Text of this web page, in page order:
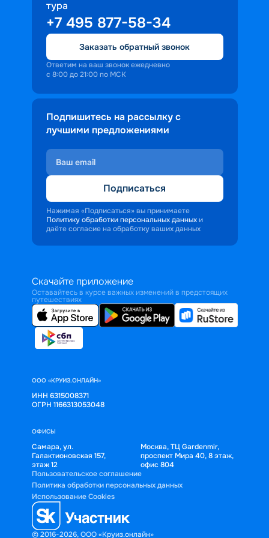
доброжелательность и заинтересованность
персонала корабля в каждом госте.
Ступая на борт теплохода, пассажиры
попадают в совершенно иную атмосферу,
где властвует тяга к приключениям и
открытиям.
тура
+7 495 877-58-34
Заказать обратный звонок
Ответим на ваш звонок ежедневно
с 8:00 до 21:00 по МСК
Подпишитесь на рассылку с
лучшими предложениями
Подписаться
Нажимая «Подписаться» вы принимаете
Политику обработки персональных данных и
даёте согласие на обработку ваших данных
Скачайте приложение
Оставайтесь в курсе важных изменений в предстоящих
путешествиях
ООО «КРУИЗ.ОНЛАЙН»
ИНН 6315008371
ОГРН 1166313053048
ОФИСЫ
Самара, ул.
Галактионовская 157,
этаж 12
Москва, ТЦ Gardenmir,
проспект Мира 40, 8 этаж,
офис 804
© 2016-2026, ООО «Круиз.онлайн»
Пользовательское соглашение
Политика обработки персональных данных
Использование Cookies